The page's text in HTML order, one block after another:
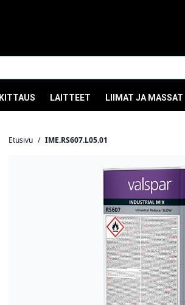
KITTAUS LAITTEET LIIMAT JA MASSAT
Etusivu / IME.RS607.L05.01